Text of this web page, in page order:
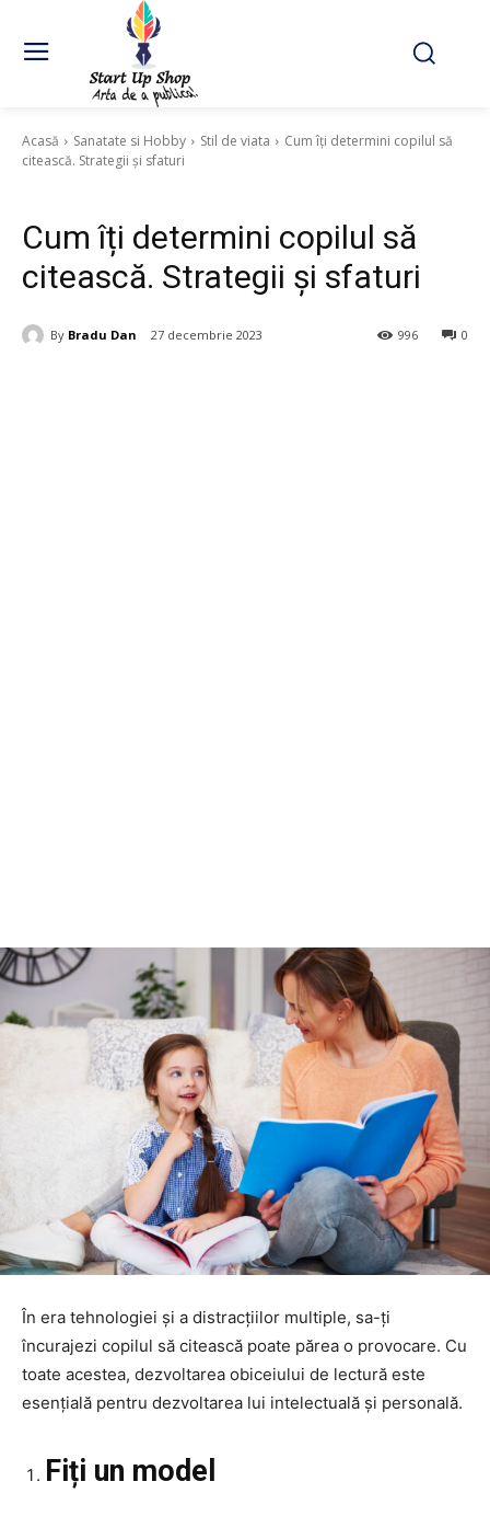
Acasă Sanatate si Hobby Stil de viata
Cum îți determini copilul să
citească. Strategii și sfaturi
Cum îți determini copilul să
citească. Strategii și sfaturi
By Bradu Dan 27 decembrie 2023 0
996
În era tehnologiei și a distracțiilor multiple, sa-ți
încurajezi copilul să citească poate părea o provocare. Cu
toate acestea, dezvoltarea obiceiului de lectură este
esențială pentru dezvoltarea lui intelectuală și personală.
Fiți un model